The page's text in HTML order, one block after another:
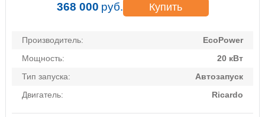
368 000 руб. Купить
Производитель:
EcoPower
Мощность:
20 кВт
Тип запуска:
Автозапуск
Двигатель:
Ricardo